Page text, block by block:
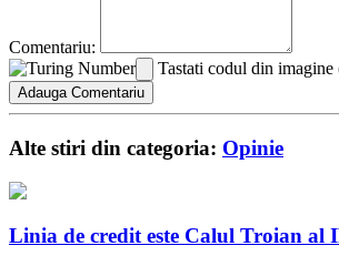
Comentariu:
Tastati codul din imagine
Alte stiri din categoria: Opinie
Linia de credit este Calul Troian al